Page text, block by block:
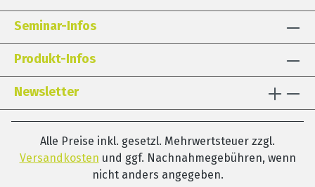
Seminar-Infos
Produkt-Infos
Newsletter
Alle Preise inkl. gesetzl. Mehrwertsteuer zzgl.
Versandkosten und ggf. Nachnahmegebühren, wenn
nicht anders angegeben.